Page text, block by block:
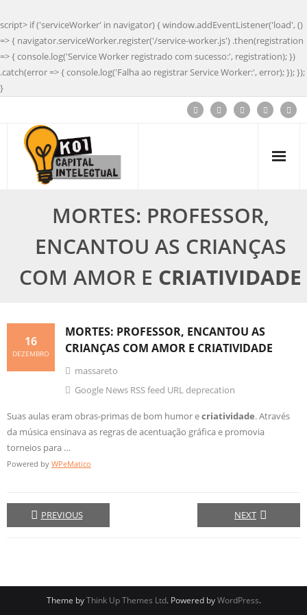
script> if ('serviceWorker' in navigator) { window.addEventListener('load', ()
=> { navigator.serviceWorker.register('/service-worker.js') .then(registration
=> { console.log('Service Worker registrado com sucesso:', registration); })
.catch(error => { console.log('Falha ao registrar Service Worker:', error); }); });
}
MORTES: PROFESSOR,
ENCANTOU AS CRIANÇAS
COM AMOR E CRIATIVIDADE
MORTES: PROFESSOR, ENCANTOU AS
CRIANÇAS COM AMOR E CRIATIVIDADE
16
DEZEMBRO
massareto
Google News RSS feed URL deprecation
Suas aulas eram obras-primas de bom humor ecriatividade. Através
da música ensinava as regras de acentuação gráfica e promovia
torneios para …
Powered by WPeMatico
PREVIOUS NEXT
Theme byThink Up Themes Ltd. Powered byWordPress.